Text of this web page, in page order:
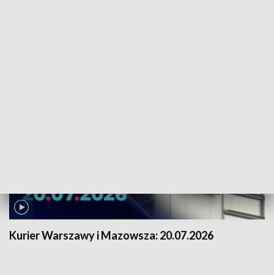
Kurier Warszawy i Mazowsza:20.07.2026